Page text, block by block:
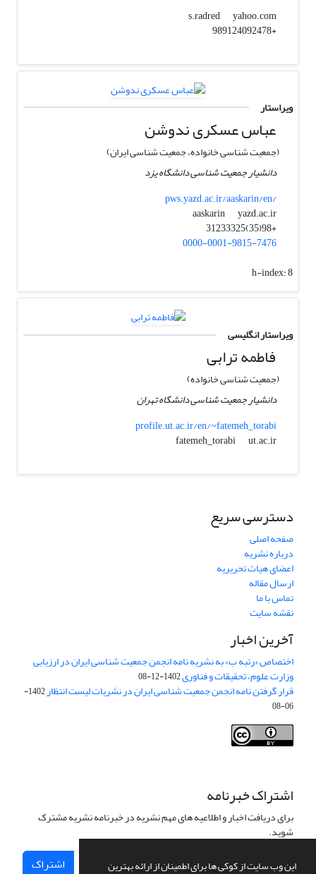
این وب سایت از کوکی ها برای اطمینان از ارائه بهترین
s.radred
yahoo.com
+989124092478
ویراستار
عباس عسکری ندوشن
(جمعیت شناسی خانواده، جمعیت شناسی ایران)
دانشیار جمعیت شناسی دانشگاه یزد
pws.yazd.ac.ir/aaskarin/en/
aaskarin
yazd.ac.ir
+98(35)31233325
0000-0001-9815-7476
h-index:8
ویراستار انگلیسی
فاطمه ترابی
(جمعیت شناسی خانواده)
دانشیار جمعیت شناسی دانشگاه تهران
profile.ut.ac.ir/en/~fatemeh_torabi
fatemeh_torabi
ut.ac.ir
دسترسی سریع
صفحه اصلی
درباره نشریه
اعضای هیات تحریریه
ارسال مقاله
تماس با ما
نقشه سایت
آخرین اخبار
اختصاص «رتبه ب» به نشریه نامه انجمن جمعیت شناسی ایران در ارزیابی
وزارت علوم، تحقیقات و فناوری1402-12-08
قرار گرفتن نامه انجمن جمعیت شناسی ایران در نشریات لیست انتظار
1402-
06-08
اشتراک خبرنامه
برای دریافت اخبار و اطلاعیه های مهم نشریه در خبرنامه نشریه مشترک
شوید.
اشتراک